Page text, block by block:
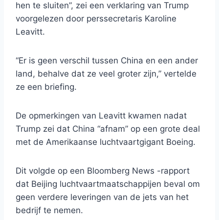
hen te sluiten”, zei een verklaring van Trump
voorgelezen door perssecretaris Karoline
Leavitt.
“Er is geen verschil tussen China en een ander
land, behalve dat ze veel groter zijn,” vertelde
ze een briefing.
De opmerkingen van Leavitt kwamen nadat
Trump zei dat China “afnam” op een grote deal
met de Amerikaanse luchtvaartgigant Boeing.
Dit volgde op een Bloomberg News -rapport
dat Beijing luchtvaartmaatschappijen beval om
geen verdere leveringen van de jets van het
bedrijf te nemen.